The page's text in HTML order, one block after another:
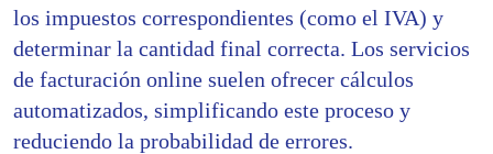
los impuestos correspondientes (como el IVA) y
determinar la cantidad final correcta. Los servicios
de facturación online suelen ofrecer cálculos
automatizados, simplificando este proceso y
reduciendo la probabilidad de errores.